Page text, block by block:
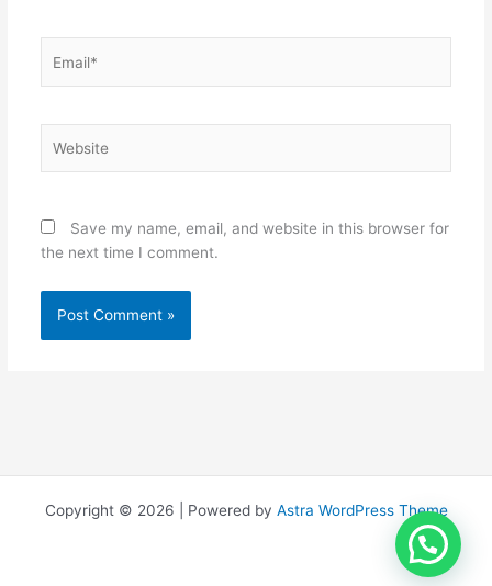
Save my name, email, and website in this browser for
the next time I comment.
Copyright © 2026 | Powered by Astra WordPress Theme